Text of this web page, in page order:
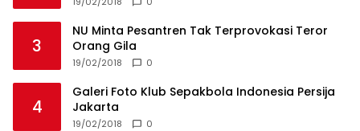
3
NU Minta Pesantren Tak Terprovokasi Teror
Orang Gila
19/02/2018 0
4
Galeri Foto Klub Sepakbola Indonesia Persija
Jakarta
19/02/2018 0